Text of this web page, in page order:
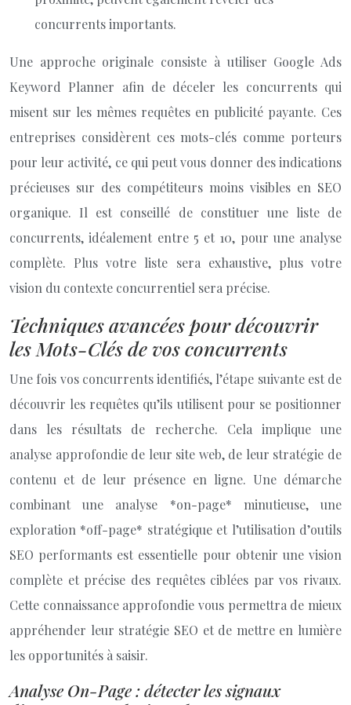
concurrents importants.
Une approche originale consiste à utiliser Google Ads
Keyword Planner afin de déceler les concurrents qui
misent sur les mêmes requêtes en publicité payante. Ces
entreprises considèrent ces mots-clés comme porteurs
pour leur activité, ce qui peut vous donner des indications
précieuses sur des compétiteurs moins visibles en SEO
organique. Il est conseillé de constituer une liste de
concurrents, idéalement entre 5 et 10, pour une analyse
complète. Plus votre liste sera exhaustive, plus votre
vision du contexte concurrentiel sera précise.
Techniques avancées pour découvrir
les Mots-Clés de vos concurrents
Une fois vos concurrents identifiés, l’étape suivante est de
découvrir les requêtes qu’ils utilisent pour se positionner
dans les résultats de recherche. Cela implique une
analyse approfondie de leur site web, de leur stratégie de
contenu et de leur présence en ligne. Une démarche
combinant une analyse *on-page* minutieuse, une
exploration *off-page* stratégique et l’utilisation d’outils
SEO performants est essentielle pour obtenir une vision
complète et précise des requêtes ciblées par vos rivaux.
Cette connaissance approfondie vous permettra de mieux
appréhender leur stratégie SEO et de mettre en lumière
les opportunités à saisir.
Analyse On-Page : détecter les signaux